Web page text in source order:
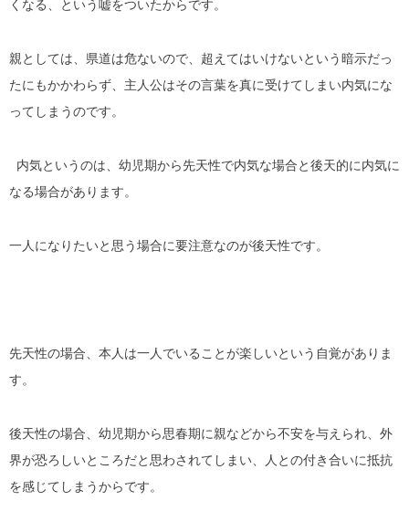
くなる、という嘘をついたからです。
親としては、県道は危ないので、超えてはいけないという暗示だっ
たにもかかわらず、主人公はその言葉を真に受けてしまい内気にな
ってしまうのです。
内気というのは、幼児期から先天性で内気な場合と後天的に内気に
なる場合があります。
一人になりたいと思う場合に要注意なのが後天性です。
先天性の場合、本人は一人でいることが楽しいという自覚がありま
す。
後天性の場合、幼児期から思春期に親などから不安を与えられ、外
界が恐ろしいところだと思わされてしまい、人との付き合いに抵抗
を感じてしまうからです。